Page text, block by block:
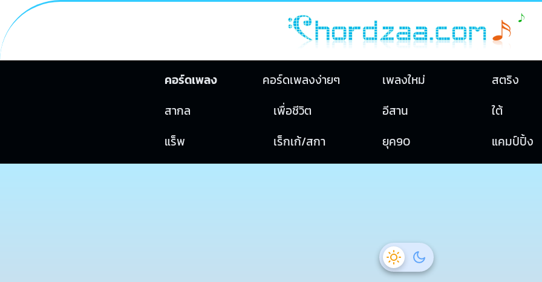
คอร์ดเพลง คอร์ดเพลงง่ายๆ เพลงใหม่
สตริง
สากล
เพื่อชีวิต อีสาน
ใต้
แร็พ
เร็กเก้/สกา ยุค90 แคมป์ปิ้ง